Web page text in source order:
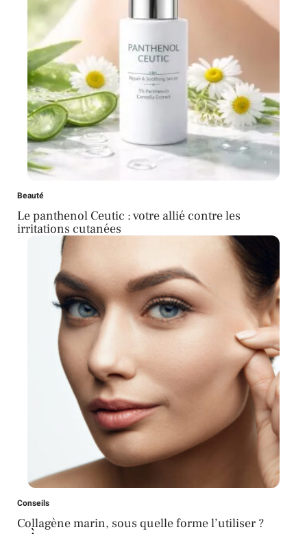
Beauté
Le panthenol Ceutic : votre allié contre les
irritations cutanées
Conseils
Collagène marin, sous quelle forme l’utiliser ?